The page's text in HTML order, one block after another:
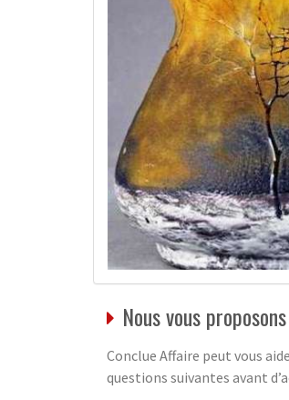
Nous vous
Conclue Affaire peut vous
questions suivantes avant